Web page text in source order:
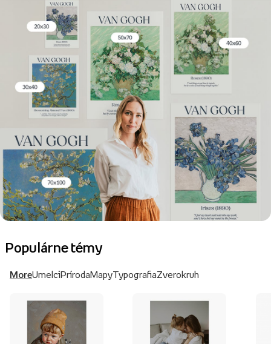
Populárne témy
MoreUmelciPrírodaMapyTypografiaZverokruh